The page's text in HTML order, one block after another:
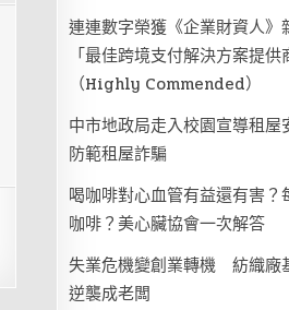
連連數字榮獲《企業財資人
「最佳跨境支付解決方案提
（Highly Commended）
中市地政局走入校園宣導租
防範租屋詐騙
喝咖啡對心血管有益還有害？
咖啡？美心臟協會一次解答
失業危機變創業轉機 紡織廠
逆襲成老闆